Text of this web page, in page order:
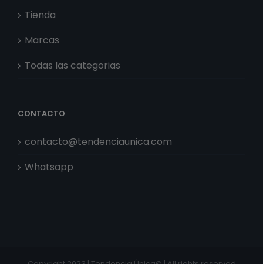
Tienda
Marcas
Todas las categorias
CONTACTO
contacto@tendenciaunica.com
Whatsapp